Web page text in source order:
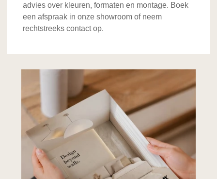
advies over kleuren, formaten en montage. Boek
een afspraak in onze showroom of neem
rechtstreeks contact op.